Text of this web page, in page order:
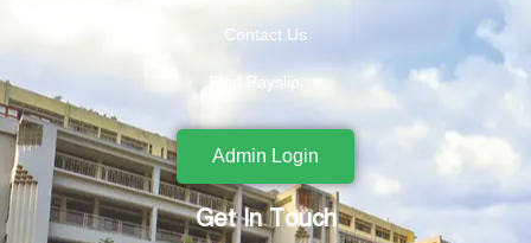
Contact Us
Find Payslip
Admin Login
Get In Touch